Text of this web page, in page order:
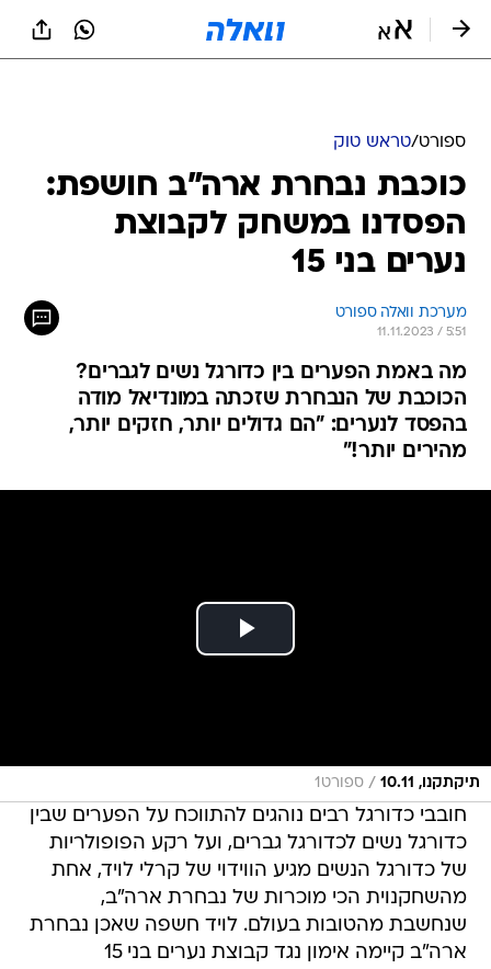
ספורט/טראש טוק
כוכבת נבחרת ארה"ב חושפת:
הפסדנו במשחק לקבוצת
נערים בני 15
מערכת וואלה ספורט
11.11.2023 / 5:51
מה באמת הפערים בין כדורגל נשים לגברים?
הכוכבת של הנבחרת שזכתה במונדיאל מודה
בהפסד לנערים: "הם גדולים יותר, חזקים יותר,
מהירים יותר!"
תיקתקנו, 10.11 / ספורט1
חובבי כדורגל רבים נוהגים להתווכח על הפערים שבין
כדורגל נשים לכדורגל גברים, ועל רקע הפופולריות
של כדורגל הנשים מגיע הווידוי של קרלי לויד, אחת
מהשחקנוית הכי מוכרות של נבחרת ארה"ב,
שנחשבת מהטובות בעולם. לויד חשפה שאכן נבחרת
ארה"ב קיימה אימון נגד קבוצת נערים בני 15